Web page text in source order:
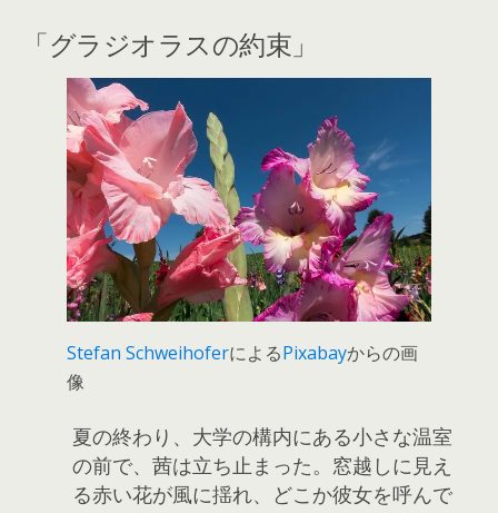
「グラジオラスの約束」
Stefan SchweihoferによるPixabayからの画
像
夏の終わり、大学の構内にある小さな温室
の前で、茜は立ち止まった。窓越しに見え
る赤い花が風に揺れ、どこか彼女を呼んで